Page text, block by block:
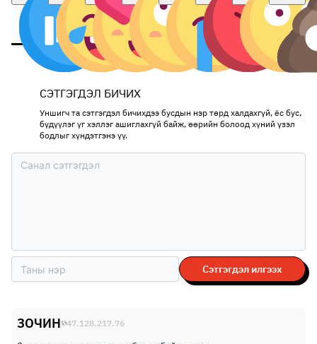
СЭТГЭГДЭЛ БИЧИХ
Уншигч та сэтгэгдэл бичихдээ бусдын нэр төрд халдахгүй, ёс бус,
бүдүүлэг үг хэллэг ашиглахгүй байж, өөрийн болоод хүний үзэл
бодлыг хүндэтгэнэ үү.
Сэтгэгдэл илгээх
ЗОЧИН 47.128.217.76